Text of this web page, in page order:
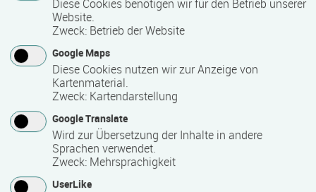
Nachricht *
Diese Cookies benötigen wir für den Betrieb unserer
Website.
Zweck: Betrieb der Website
Google Maps
Diese Cookies nutzen wir zur Anzeige von
Kartenmaterial.
Zweck: Kartendarstellung
Google Translate
Wird zur Übersetzung der Inhalte in andere
Sprachen verwendet.
Zweck: Mehrsprachigkeit
UserLike